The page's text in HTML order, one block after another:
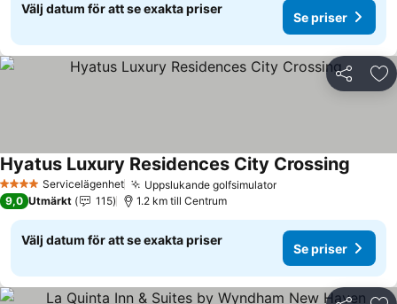
Välj datum för att se exakta priser
Se priser
Dela
4 StjärnorServicelägenhet Uppslukande golfsimulatorSe priser
Hyatus Luxury Residences City Crossing
9,0 Utmärkt 115 1.2 km till Centrum
Välj datum för att se exakta priser
Se priser